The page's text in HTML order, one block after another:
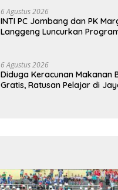
6 Agustus 2026
INTI PC Jombang dan PK
Langgeng Luncurkan
6 Agustus 2026
Diduga Keracunan Makanan
Gratis, Ratusan Pelajar di